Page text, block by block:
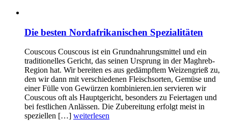
Die besten Nordafrikanischen Spezialitäten
Couscous Couscous ist ein Grundnahrungsmittel und ein
traditionelles Gericht, das seinen Ursprung in der Maghreb-
Region hat. Wir bereiten es aus gedämpftem Weizengrieß zu,
den wir dann mit verschiedenen Fleischsorten, Gemüse und
einer Fülle von Gewürzen kombinieren.ien servieren wir
Couscous oft als Hauptgericht, besonders zu Feiertagen und
bei festlichen Anlässen. Die Zubereitung erfolgt meist in
speziellen […] weiterlesen